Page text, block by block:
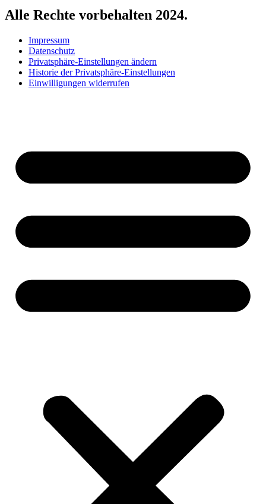
Alle Rechte vorbehalten 2024.
Impressum
Datenschutz
Privatsphäre-Einstellungen ändern
Historie der Privatsphäre-Einstellungen
Einwilligungen widerrufen